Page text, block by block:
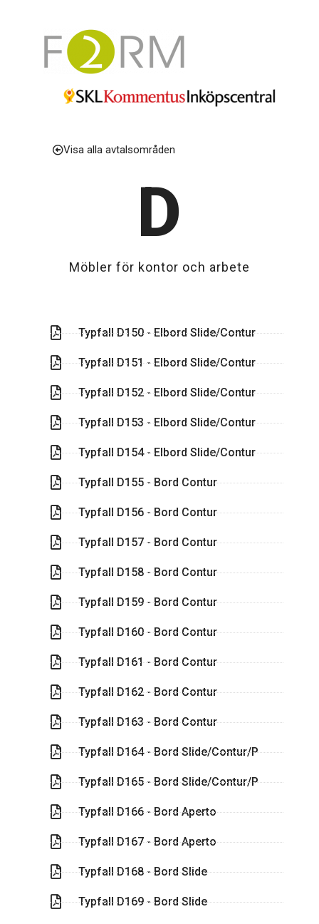
Visa alla avtalsområden
D
Möbler för kontor och arbete
Typfall D150 - Elbord Slide/Contur
Typfall D151 - Elbord Slide/Contur
Typfall D152 - Elbord Slide/Contur
Typfall D153 - Elbord Slide/Contur
Typfall D154 - Elbord Slide/Contur
Typfall D155 - Bord Contur
Typfall D156 - Bord Contur
Typfall D157 - Bord Contur
Typfall D158 - Bord Contur
Typfall D159 - Bord Contur
Typfall D160 - Bord Contur
Typfall D161 - Bord Contur
Typfall D162 - Bord Contur
Typfall D163 - Bord Contur
Typfall D164 - Bord Slide/Contur/P
Typfall D165 - Bord Slide/Contur/P
Typfall D166 - Bord Aperto
Typfall D167 - Bord Aperto
Typfall D168 - Bord Slide
Typfall D169 - Bord Slide